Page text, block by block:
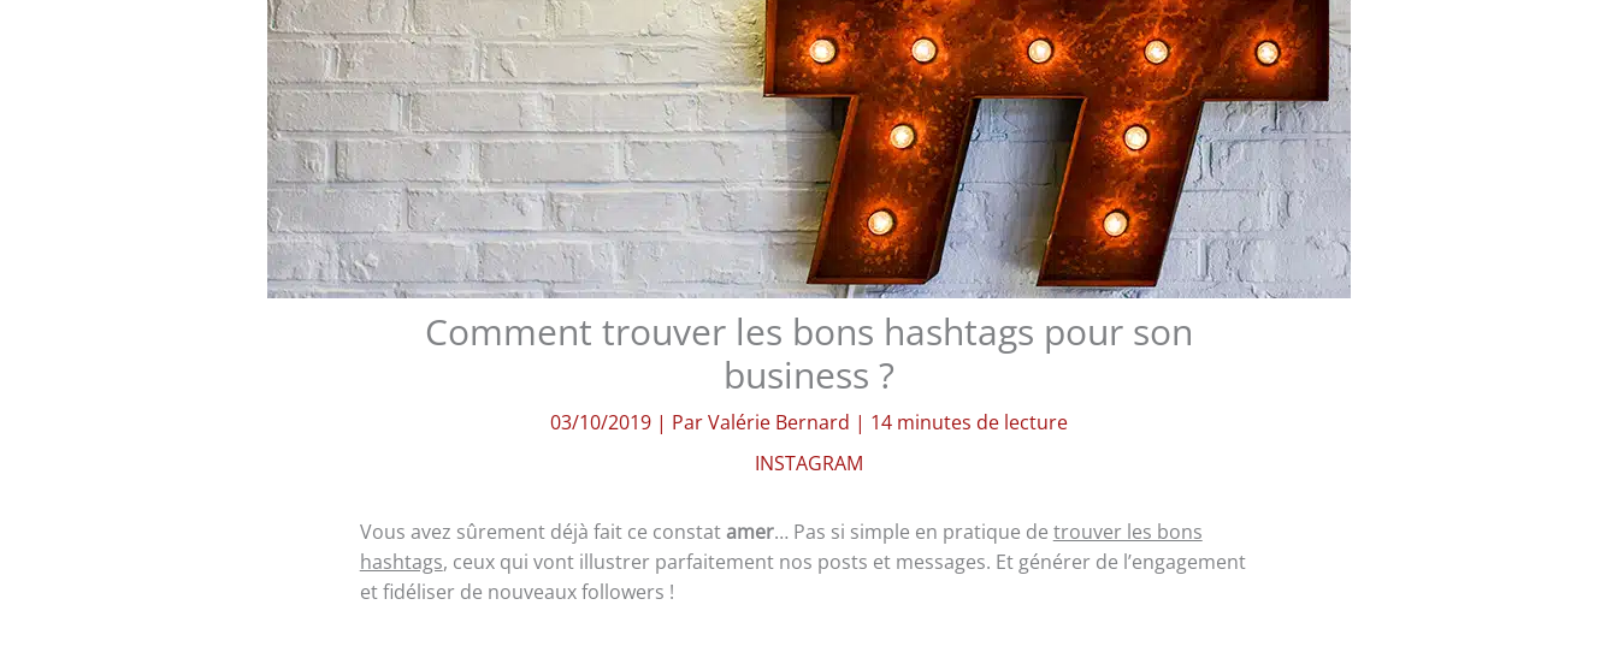
Comment trouver les bons hashtags pour son
business ?
03/10/2019 | ParValérie Bernard | 14 minutes de lecture
INSTAGRAM
Vous avez sûrement déjà fait ce constatamer… Pas si simple en pratique de trouver les bons
hashtags, ceux qui vont illustrer parfaitement nos posts et messages. Et générer de l’engagement
et fidéliser de nouveaux followers !